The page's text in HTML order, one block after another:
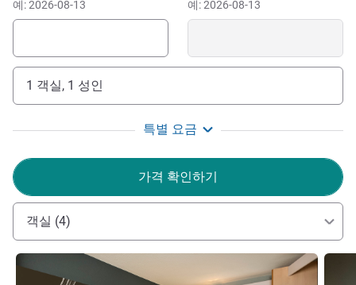
atmosphere. Partake in a boat trip on the Dender through
Denderleeuw. Admire the archaeological collection at the
city's Municipal Museum, where you will also find the
permanent exhibition 'The Carnival Module'.
The ibis Aalst Centre hotel is located on the outskirts of the
A10/E40 highway. Erembodegem's train station is a 20
minute walk away.
Feel Welcome at our recently renovated hotel. Traveling
by public transport or by car? Our hotel is an excellent
choice when visiting Brussels-West because of our
convenient location. We offer private parking area for our
예: 2026-08-13 예: 2026-08-13
1 객실, 1 성인
특별 요금
가격 확인하기
객실 (4)
세부 정보 보기 세부